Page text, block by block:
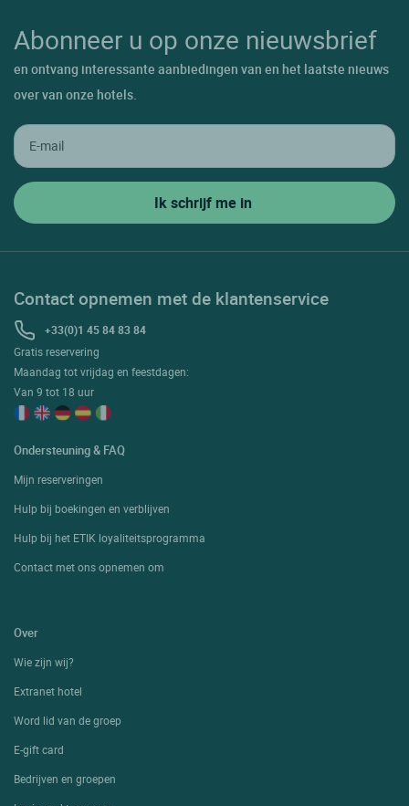
Abonneer u op onze nieuwsbrief
en ontvang interessante aanbiedingen van en het laatste nieuws
over van onze hotels.
Contact opnemen met de klantenservice
+33(0)1 45 84 83 84
Gratis reservering
Maandag tot vrijdag en feestdagen:
Van 9 tot 18 uur
Ondersteuning & FAQ
Mijn reserveringen
Hulp bij boekingen en verblijven
Hulp bij het ETIK loyaliteitsprogramma
Contact met ons opnemen om
Over
Wie zijn wij?
Extranet hotel
Word lid van de groep
E-gift card
Bedrijven en groepen